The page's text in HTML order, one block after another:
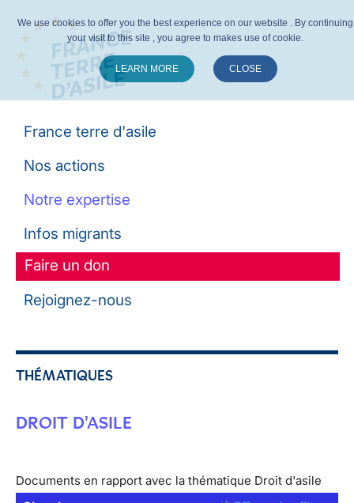
France terre d'asile
Nos actions
Notre expertise
Infos migrants
Faire un don
Rejoignez-nous
THÉMATIQUES
DROIT D'ASILE
Documents en rapport avec la thématique Droit d'asile
We use cookies to offer you the best experience on our website . By continuing
your visit to this site , you agree to makes use of cookie.
LEARN MORE CLOSE